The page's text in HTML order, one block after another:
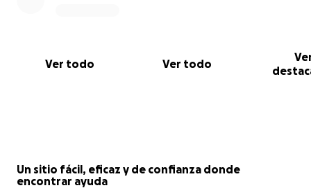
Ver todo Ver todo
Esta es la coreografía con la que fue seleccionado
Un sitio fácil, eficaz y de confianza donde
encontrar ayuda